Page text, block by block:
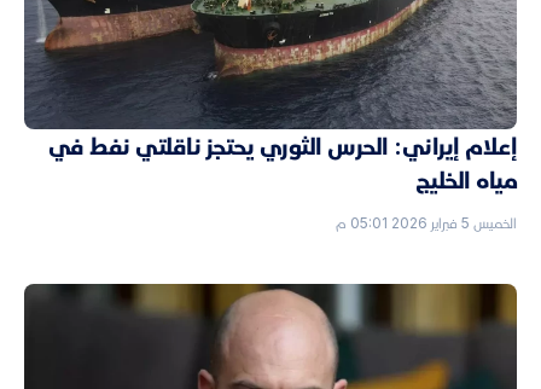
إعلام إيراني: الحرس الثوري يحتجز ناقلتي نفط في
مياه الخليج
الخميس 5 فبراير 2026 05:01 م